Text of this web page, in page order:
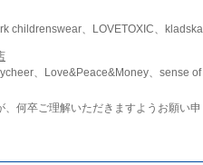
childrenswear、LOVETOXIC、
、Love&Peace&Money、sense
何卒ご理解いただきますようお願い申